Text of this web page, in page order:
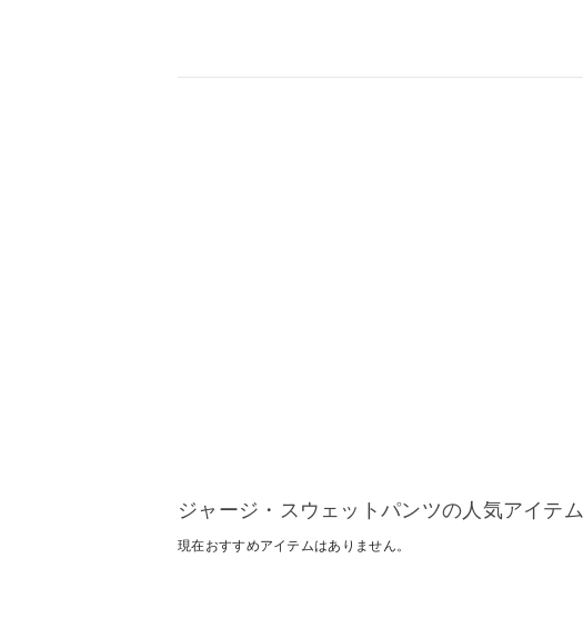
ジャージ・スウェットパンツの人気アイテム
現在おすすめアイテムはありません。